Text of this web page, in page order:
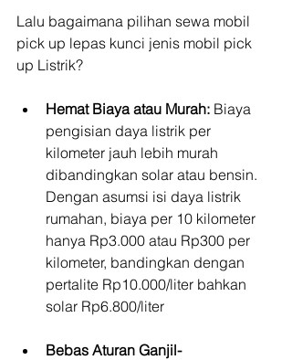
Lalu bagaimana pilihan sewa mobil
pick up lepas kunci jenis mobil pick
up Listrik?
Hemat Biaya atau Murah: Biaya
pengisian daya listrik per
kilometer jauh lebih murah
dibandingkan solar atau bensin.
Dengan asumsi isi daya listrik
rumahan, biaya per 10 kilometer
hanya Rp3.000 atau Rp300 per
kilometer, bandingkan dengan
pertalite Rp10.000/liter bahkan
solar Rp6.800/liter
Bebas Aturan Ganjil-